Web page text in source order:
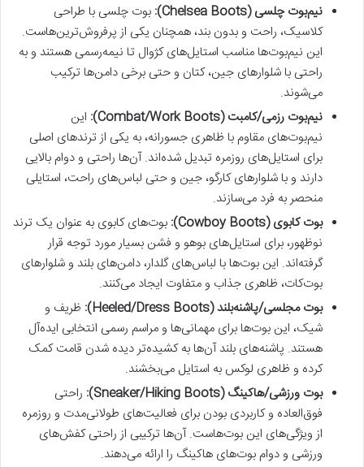
نیم‌بوت چلسی (Chelsea Boots):
بوت چلسی با طراحی
کلاسیک، راحت و بدون بند، همچنان یکی از پرفروش‌ترین‌هاست.
این نیم‌بوت‌ها مناسب استایل‌های کژوال تا نیمه‌رسمی هستند و به
راحتی با شلوارهای جین، کتان و حتی برخی دامن‌ها ترکیب
می‌شوند.
نیم‌بوت رزمی/کامبت (Combat/Work Boots):
این
نیم‌بوت‌های مقاوم با ظاهری جسورانه، به یکی از ترندهای اصلی
برای استایل‌های روزمره تبدیل شده‌اند. آن‌ها راحتی و دوام بالایی
دارند و با شلوارهای کارگو، جین و حتی لباس‌های راحت، استایلی
منحصر به فرد می‌سازند.
بوت کابوی (Cowboy Boots):
بوت‌های کابوی به عنوان یک ترند
نوظهور، برای استایل‌های بوهو و فشن بسیار مورد توجه قرار
گرفته‌اند. این بوت‌ها با لباس‌های گلدار، دامن‌های بلند و شلوارهای
بوت‌کات، ظاهری جذاب و متفاوت ایجاد می‌کنند.
بوت مجلسی/پاشنه‌بلند (Heeled/Dress Boots):
ظریف و
شیک، این بوت‌ها برای مهمانی‌ها و مراسم رسمی انتخابی ایده‌آل
هستند. پاشنه‌های بلند آن‌ها به کشیده‌تر دیده شدن قامت کمک
کرده و ظاهری لوکس به استایل می‌بخشند.
بوت ورزشی/هاکینگ (Sneaker/Hiking Boots):
راحتی
فوق‌العاده و کاربردی بودن برای فعالیت‌های طولانی‌مدت و روزمره
از ویژگی‌های این بوت‌هاست. آن‌ها ترکیبی از راحتی کفش‌های
ورزشی و دوام بوت‌های هاکینگ را ارائه می‌دهند.